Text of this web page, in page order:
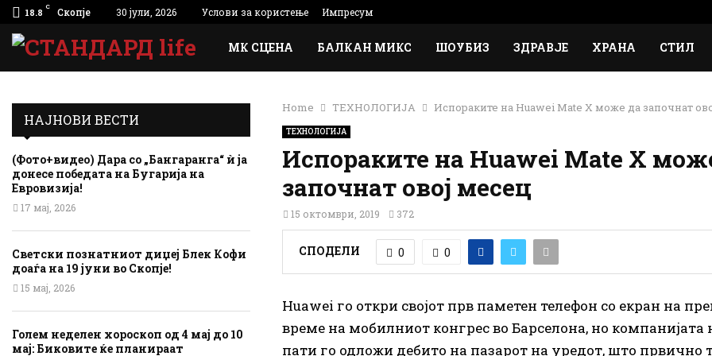
18.8 C Скопје 30 јули, 2026 Услови за користење Импресум
МК СЦЕНА БАЛКАН МИКС ШОУБИЗ ЗДРАВЈЕ ХРАНА СТИЛ
Home ТЕХНОЛОГИЈА Испораките на Huawei Mate X може да започнат
ТЕХНОЛОГИЈА
Испораките на Huawei Mate X
започнат овој месец
15 октомври, 2019 372
СПОДЕЛИ 0 0
Huawei го откри својот прв паметен телефон со екран на
време на мобилниот конгрес во Барселона, но компанијата
пати го одложи дебито на пазарот на уредот, што првично
НАЈНОВИ ВЕСТИ
(Фото+видео) Дара со „Бангаранга“ ѝ ја
донесе победата на Бугарија на
Евровизија!
17 мај, 2026
Светски познатниот диџеј Блек Кофи
доаѓа на 19 јуни во Скопје!
15 мај, 2026
Голем неделен хороскоп од 4 мај до 10
мај: Биковите ќе планираат